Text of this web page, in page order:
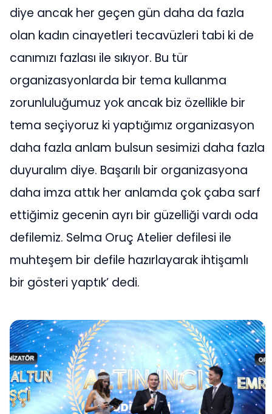
diye ancak her geçen gün daha da fazla
olan kadın cinayetleri tecavüzleri tabi ki de
canımızı fazlası ile sıkıyor. Bu tür
organizasyonlarda bir tema kullanma
zorunluluğumuz yok ancak biz özellikle bir
tema seçiyoruz ki yaptığımız organizasyon
daha fazla anlam bulsun sesimizi daha fazla
duyuralım diye. Başarılı bir organizasyona
daha imza attık her anlamda çok çaba sarf
ettiğimiz gecenin ayrı bir güzelliği vardı oda
defilemiz. Selma Oruç Atelier defilesi ile
muhteşem bir defile hazırlayarak ihtişamlı
bir gösteri yaptık’ dedi.